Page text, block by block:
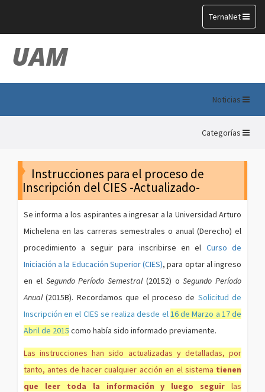
Toggle
navigation
TernaNet
UAM
Noticias
Categorías
Instrucciones para el proceso de
Inscripción del CIES -Actualizado-
Se informa a los aspirantes a ingresar a la Universidad Arturo
Michelena en las carreras semestrales o anual (Derecho) el
procedimiento a seguir para inscribirse en el Curso de
Iniciación a la Educación Superior (CIES), para optar al ingreso
en el Segundo Período Semestral(20152) oSegundo Período
Anual(2015B). Recordamos que el proceso de Solicitud de
Inscripción en el CIES se realiza desde el16 de Marzo a 17 de
Abril de 2015 como había sido informado previamente.
Las instrucciones han sido actualizadas y detalladas, por
tanto, antes de hacer cualquier acción en el sistema tienen
que leer toda la información y luego seguir las